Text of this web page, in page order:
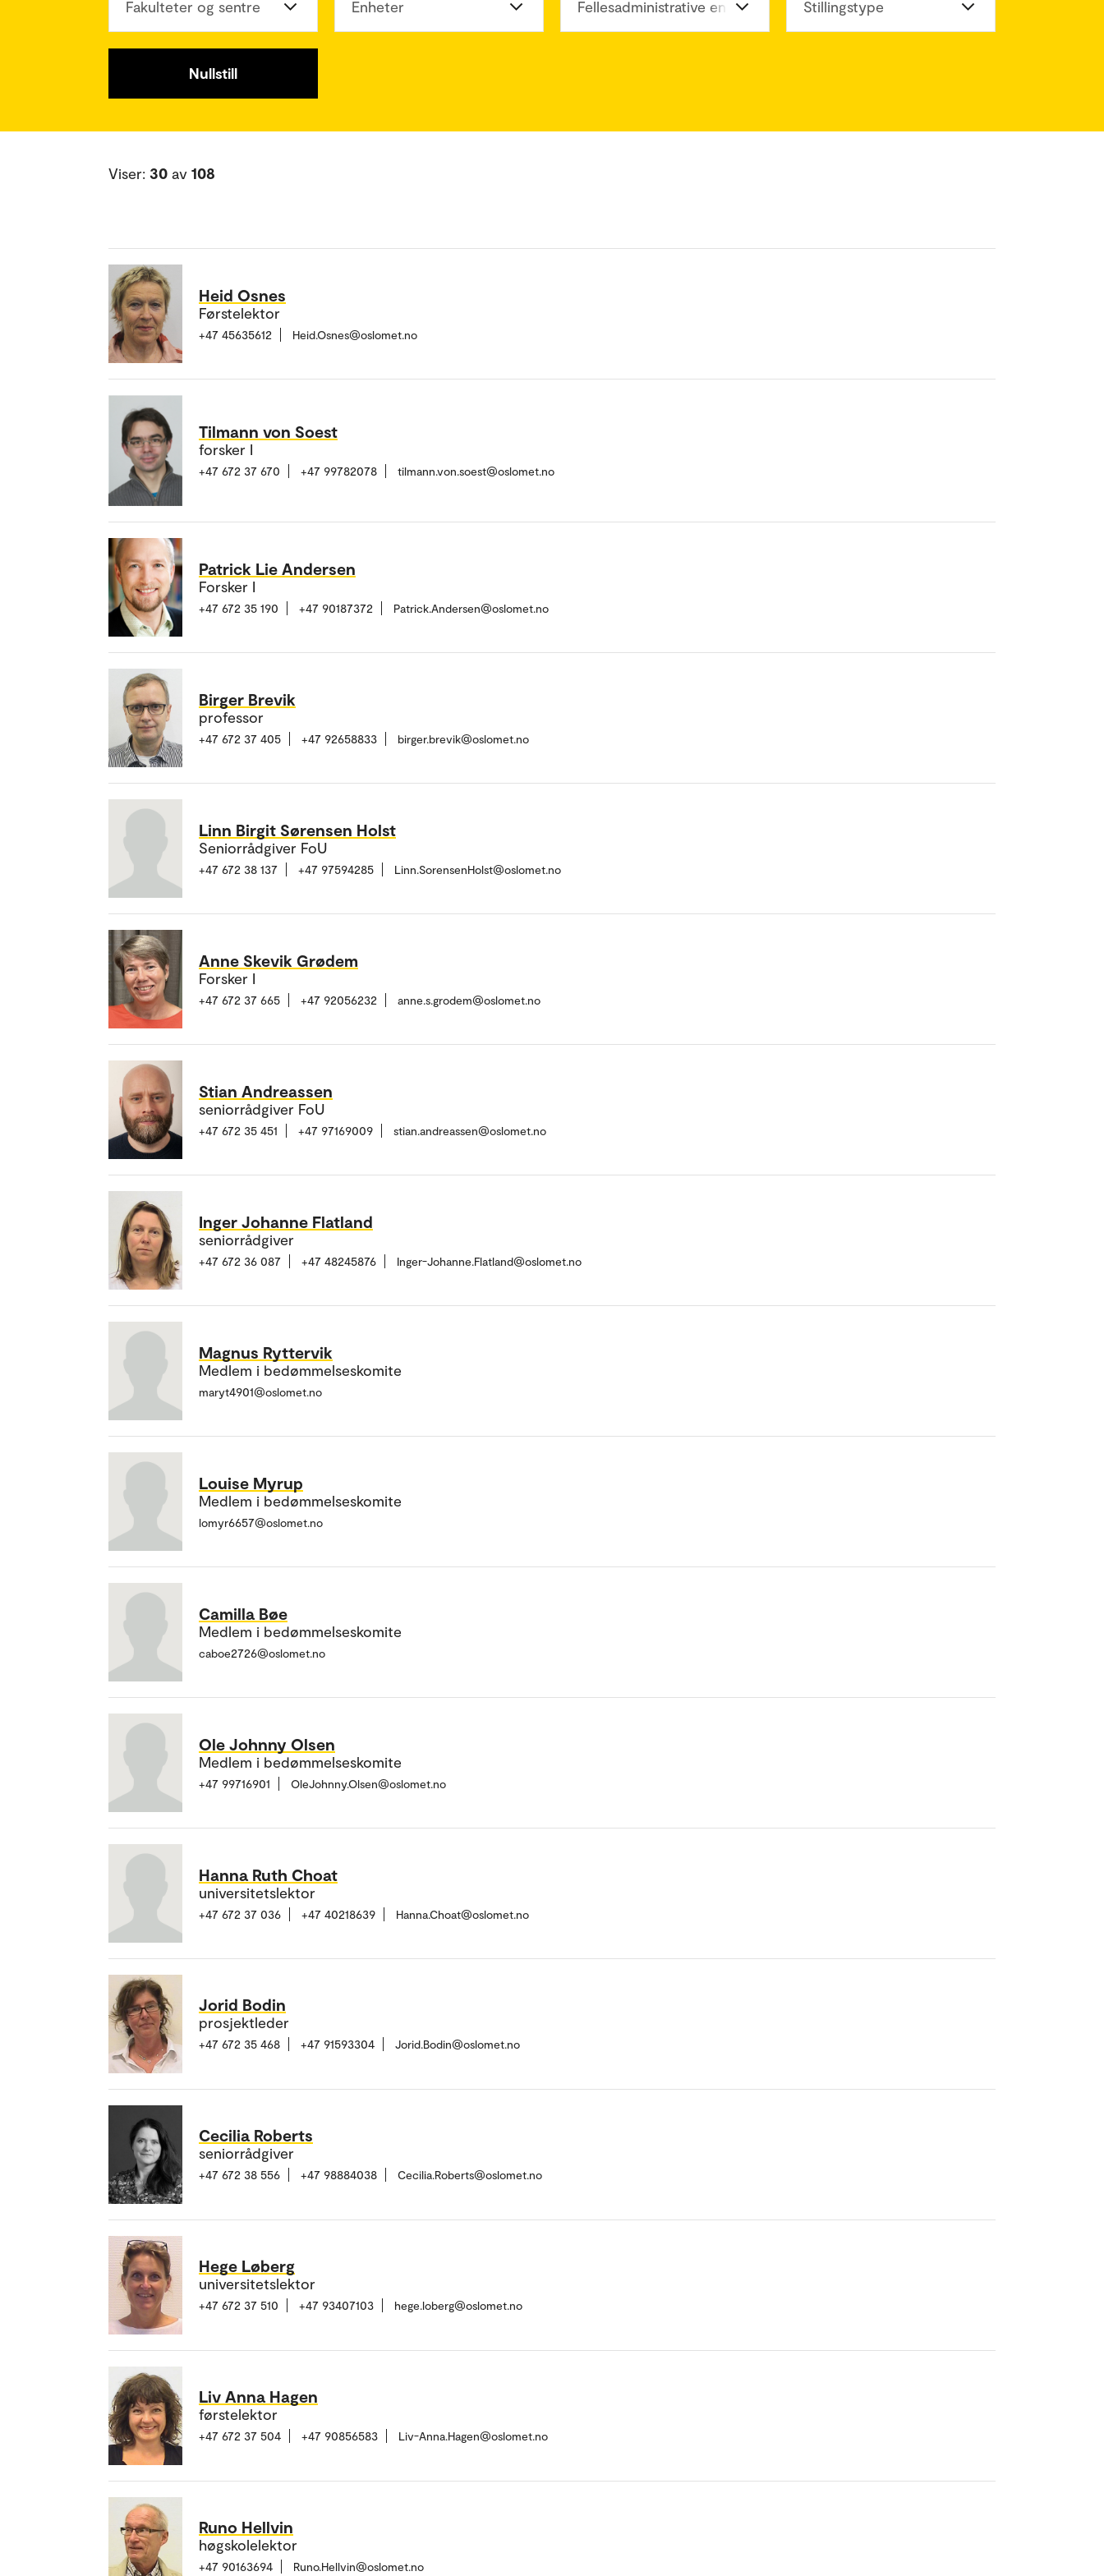
Fakulteter og sentre Enheter Fellesadministrative enheter Stillingstype
Nullstill
Viser: 30 av 108
Heid Osnes
Førstelektor
+47 45635612 Heid.Osnes@oslomet.no
Tilmann von Soest
forsker I
+47 672 37 670 +47 99782078 tilmann.von.soest@oslomet.no
Patrick Lie Andersen
Forsker I
+47 672 35 190 +47 90187372 Patrick.Andersen@oslomet.no
Birger Brevik
professor
+47 672 37 405 +47 92658833 birger.brevik@oslomet.no
Linn Birgit Sørensen Holst
Seniorrådgiver FoU
+47 672 38 137 +47 97594285 Linn.SorensenHolst@oslomet.no
Anne Skevik Grødem
Forsker I
+47 672 37 665 +47 92056232 anne.s.grodem@oslomet.no
Stian Andreassen
seniorrådgiver FoU
+47 672 35 451 +47 97169009 stian.andreassen@oslomet.no
Inger Johanne Flatland
seniorrådgiver
+47 672 36 087 +47 48245876 Inger-Johanne.Flatland@oslomet.no
Magnus Ryttervik
Medlem i bedømmelseskomite
maryt4901@oslomet.no
Louise Myrup
Medlem i bedømmelseskomite
lomyr6657@oslomet.no
Camilla Bøe
Medlem i bedømmelseskomite
caboe2726@oslomet.no
Ole Johnny Olsen
Medlem i bedømmelseskomite
+47 99716901 OleJohnny.Olsen@oslomet.no
Hanna Ruth Choat
universitetslektor
+47 672 37 036 +47 40218639 Hanna.Choat@oslomet.no
Jorid Bodin
prosjektleder
+47 672 35 468 +47 91593304 Jorid.Bodin@oslomet.no
Cecilia Roberts
seniorrådgiver
+47 672 38 556 +47 98884038 Cecilia.Roberts@oslomet.no
Hege Løberg
universitetslektor
+47 672 37 510 +47 93407103 hege.loberg@oslomet.no
Liv Anna Hagen
førstelektor
+47 672 37 504 +47 90856583 Liv-Anna.Hagen@oslomet.no
Runo Hellvin
høgskolelektor
+47 90163694 Runo.Hellvin@oslomet.no